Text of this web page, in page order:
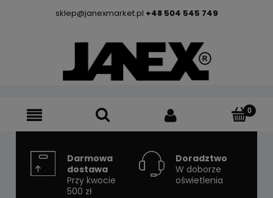
sklep@janexmarket.pl +48 504 545 749
Darmowa
dostawa
Przy kwocie
500 zł
Doradztwo
W doborze
oświetlenia